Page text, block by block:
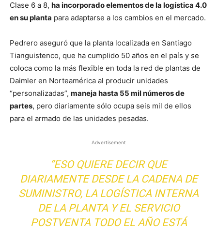
Clase 6 a 8, ha incorporado elementos de la logística 4.0
en su planta para adaptarse a los cambios en el mercado.
Pedrero aseguró que la planta localizada en Santiago
Tianguistenco, que ha cumplido 50 años en el país y se
coloca como la más flexible en toda la red de plantas de
Daimler en Norteamérica al producir unidades
“personalizadas”, maneja hasta 55 mil números de
partes, pero diariamente sólo ocupa seis mil de ellos
para el armado de las unidades pesadas.
Advertisement
“ESO QUIERE DECIR QUE
DIARIAMENTE DESDE LA CADENA DE
SUMINISTRO, LA LOGÍSTICA INTERNA
DE LA PLANTA Y EL SERVICIO
POSTVENTA TODO EL AÑO ESTÁ